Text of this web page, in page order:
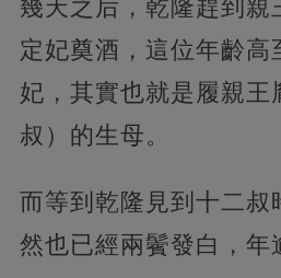
幾天之后，乾隆趕到親
定妃奠酒，這位年齡高
妃，其實也就是履親王
叔）的生母。
而等到乾隆見到十二叔
然也已經兩鬢發白，年